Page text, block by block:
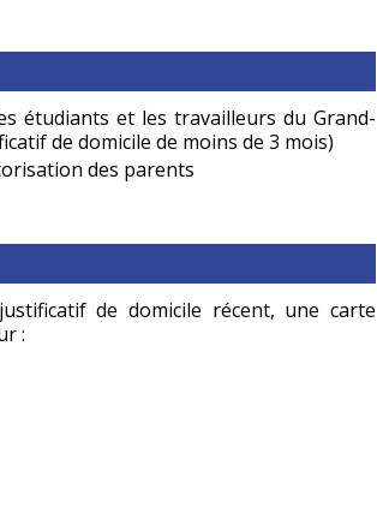
étudiants et les travailleurs du Grand-
de domicile de moins de 3 mois)
des parents
de domicile récent, une carte
: